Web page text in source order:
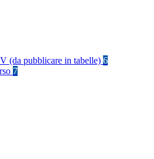
(da pubblicare in tabelle) 6
7